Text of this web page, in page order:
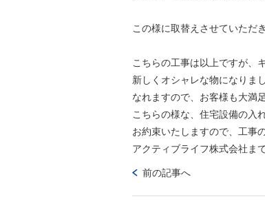
この様に取替えさせていただ
こちらの工事は以上ですが、
新しくオシャレな物になりま
なれますので、お客様も大満
こちらの様な、住宅設備の入
お約束いたしますので、工事
アクティブライフ株式会社ま
前の記事へ